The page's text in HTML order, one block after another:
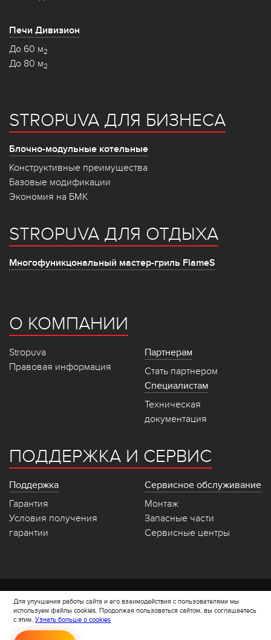
Для улучшения работы сайта и его взаимодействия с пользователями мы
используем файлы cookies. Продолжая пользоваться сайтом, вы соглашаетесь
с этим.Узнать больше о cookies
Печи Дивизион
До 60 м2
До 80 м2
STROPUVA ДЛЯ БИЗНЕСА
Блочно-модульные котельные
Конструктивные преимущества
Базовые модификации
Экономия на БМК
STROPUVA ДЛЯ ОТДЫХА
Многофуникцональный мастер-гриль FlameS
О КОМПАНИИ
Stropuva
Правовая информация
Партнерам
Стать партнером
Специалистам
Техническая
документация
ПОДДЕРЖКА И СЕРВИС
Поддержка
Гарантия
Условия получения
гарантии
Сервисное обслуживание
Монтаж
Запасные части
Сервисные центры
Политика конфеденциальности
Политика cookie
Все права защищены © 2008-